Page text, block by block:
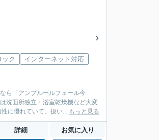
ック
インターネット対応
ら「アンプルールフェール今
洗面所独立・浴室乾燥機など大変
に優れていて、扱い... もっと見る
詳細 お気に入り